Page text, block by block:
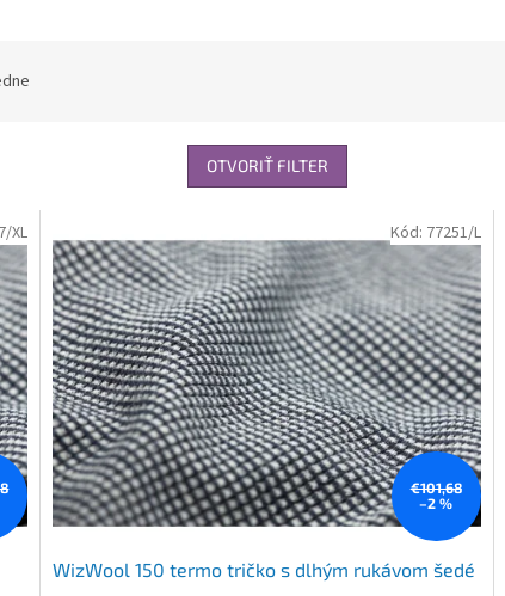
OTVORIŤ FILTER
XL
€101,68
–2 %
WizWool 150 termo tričko s dlhým rukávom šedé
Kód: 77251/L